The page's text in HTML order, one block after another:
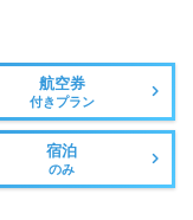
航空券
付きプラン
宿泊
のみ